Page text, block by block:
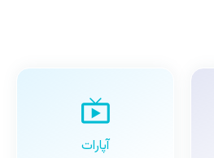
آپارات